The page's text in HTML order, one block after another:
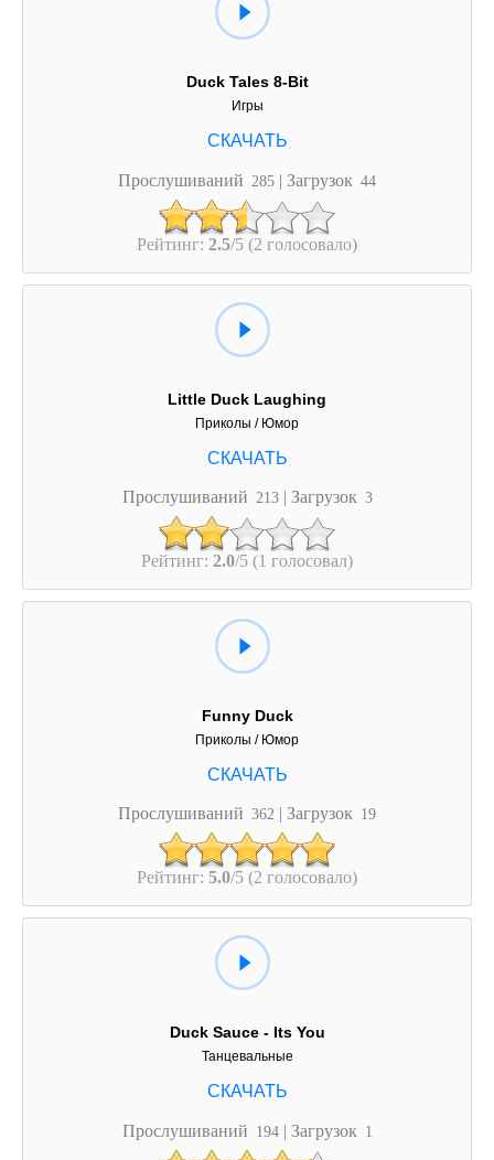
Duck Tales 8-Bit
Игры
Прослушиваний 285 | Загрузок 44
Рейтинг: 2.5/5 (2 голосовало)
Little Duck Laughing
Приколы / Юмор
Прослушиваний 213 | Загрузок 3
Рейтинг: 2.0/5 (1 голосовал)
Funny Duck
Приколы / Юмор
Прослушиваний 362 | Загрузок 19
Рейтинг: 5.0/5 (2 голосовало)
Duck Sauce - Its You
Танцевальные
Прослушиваний 194 | Загрузок 1